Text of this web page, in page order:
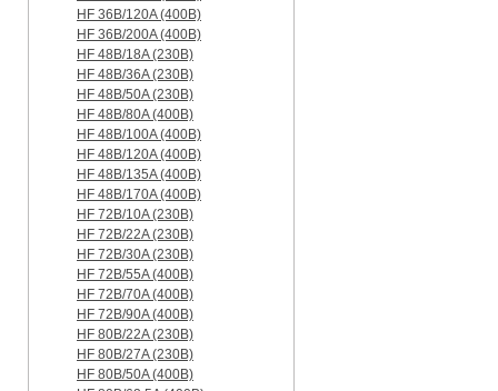
HF 36B/120A (400B)
HF 36B/200A (400B)
HF 48B/18A (230B)
HF 48B/36A (230B)
HF 48B/50A (230B)
HF 48B/80A (400B)
HF 48B/100A (400B)
HF 48B/120A (400B)
HF 48B/135A (400B)
HF 48B/170A (400B)
HF 72B/10A (230B)
HF 72B/22A (230B)
HF 72B/30A (230B)
HF 72B/55A (400B)
HF 72B/70A (400B)
HF 72B/90A (400B)
HF 80B/22A (230B)
HF 80B/27A (230B)
HF 80B/50A (400B)